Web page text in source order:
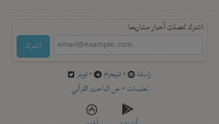
اشترك لتصلك أخبار مشاريعنا
اشترك
راسلنا •تليجرام •تويتر
تعليمات •عن الباحث القرآني